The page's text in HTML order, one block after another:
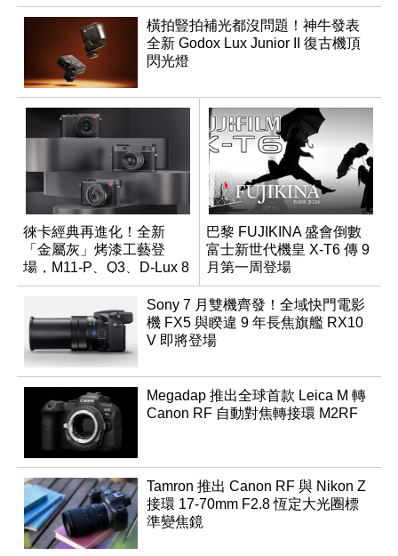
橫拍豎拍補光都沒問題！神牛發表
全新 Godox Lux Junior II 復古機頂
閃光燈
徠卡經典再進化！全新
「金屬灰」烤漆工藝登
場，M11-P、Q3、D-Lux 8
領銜換裝
巴黎 FUJIKINA 盛會倒數
富士新世代機皇 X-T6 傳 9
月第一周登場
Sony 7 月雙機齊發！全域快門電影
機 FX5 與睽違 9 年長焦旗艦 RX10
V 即將登場
Megadap 推出全球首款 Leica M 轉
Canon RF 自動對焦轉接環 M2RF
Tamron 推出 Canon RF 與 Nikon Z
接環 17-70mm F2.8 恆定大光圈標
準變焦鏡